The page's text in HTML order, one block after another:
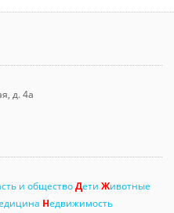
д. 4а
и обществоДети Животные
Недвижимость